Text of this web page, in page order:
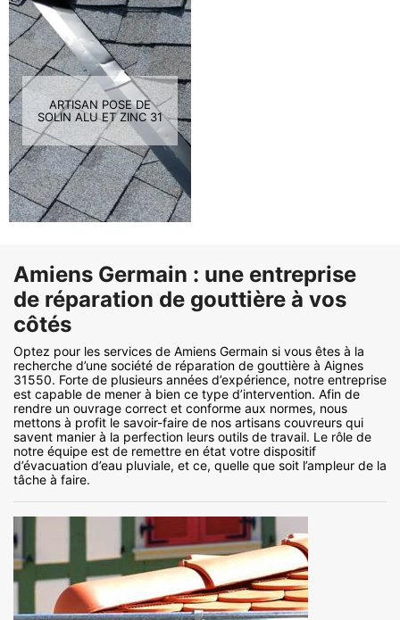
ARTISAN POSE DE
SOLIN ALU ET ZINC 31
Amiens Germain : une entreprise
de réparation de gouttière à vos
côtés
Optez pour les services de Amiens Germain si vous êtes à la
recherche d’une société de réparation de gouttière à Aignes
31550. Forte de plusieurs années d’expérience, notre entreprise
est capable de mener à bien ce type d’intervention. Afin de
rendre un ouvrage correct et conforme aux normes, nous
mettons à profit le savoir-faire de nos artisans couvreurs qui
savent manier à la perfection leurs outils de travail. Le rôle de
notre équipe est de remettre en état votre dispositif
d’évacuation d’eau pluviale, et ce, quelle que soit l’ampleur de la
tâche à faire.